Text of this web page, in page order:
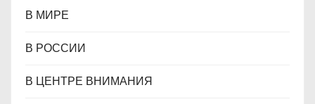
В МИРЕ
В РОССИИ
В ЦЕНТРЕ ВНИМАНИЯ